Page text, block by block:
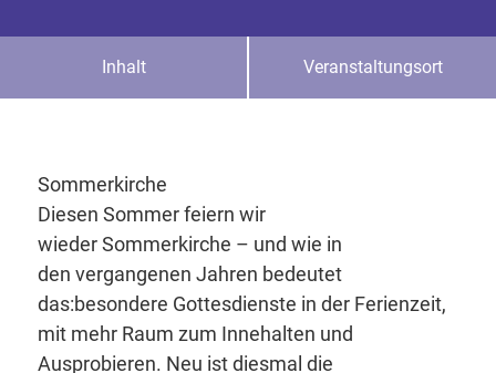
Inhalt Veranstaltungsort
Sommerkirche
Diesen Sommer feiern wir
wieder Sommerkirche – und wie in
den vergangenen Jahren bedeutet
das:besondere Gottesdienste in der Ferienzeit,
mit mehr Raum zum Innehalten und
Ausprobieren. Neu ist diesmal die